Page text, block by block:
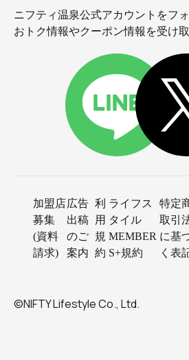
ニフティ温泉公式アカウントをフ
おトク情報やクーポン情報を受け
加盟店
募集
(資料
請求)
広告
出稿
のご
案内
利
用
規
約
ライフス
タイル
MEMBER
S+規約
特定
取引
に基
く表
©NIFTY Lifestyle Co., Ltd.